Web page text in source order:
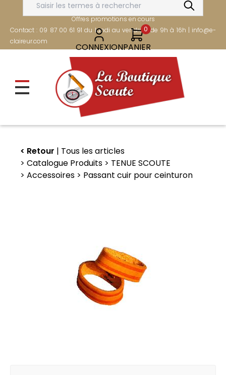
contenu
principal
FRAIS DE PORT OFFERTS DÈS 80€
Offres promotions en cours
Contact : 09 87 00 61 91 du lundi au vendredi de 9h à 16h | info@e-
claireur.com
CONNEXION
0
PANIER
Retour
Tous les articles
Catalogue Produits
TENUE SCOUTE
Accessoires
Passant cuir pour ceinturon